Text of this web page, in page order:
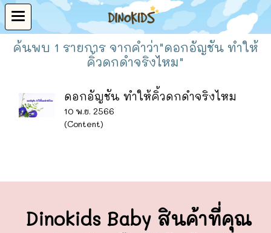
ค้นพบ 1 รายการ จากคำว่า"ดอกอัญชัน ทำให้
คิ้วดกดำจริงไหม"
ดอกอัญชัน ทำให้คิ้วดกดำจริงไหม
10 พ.ย. 2566
(Content)
Dinokids Baby สินค้าที่คุณ